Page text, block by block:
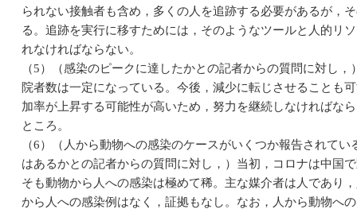
られない接触者も含め，多くの人を追跡する必要があるが，
る。追跡を実行に移すためには，そのようなツールと人的リ
れなければならない。
（5）（感染のピークに達したかとの記者からの質問に対し
院者数は一定になっている。今後，減少に転じさせることも
加率が上昇する可能性が高いため，努力を継続しなければな
ところ。
（6）（人から動物への感染のケースがいくつか報告されて
はあるかとの記者からの質問に対し，）当初，コロナは中国
そも動物から人への感染は極めて稀。主な媒介者は人であり
から人への感染例はなく，証拠もなし。なお，人から動物へ